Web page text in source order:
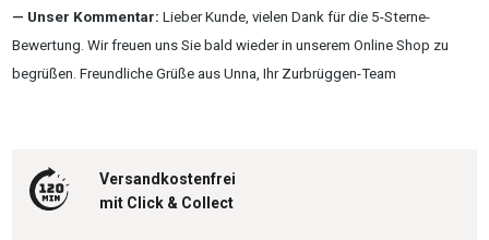
Unser Kommentar: Lieber Kunde, vielen Dank für die 5-Sterne-
Bewertung. Wir freuen uns Sie bald wieder in unserem Online Shop zu
begrüßen. Freundliche Grüße aus Unna, Ihr Zurbrüggen-Team
Versandkostenfrei
mit Click & Collect